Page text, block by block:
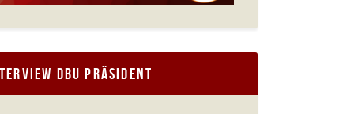
DBU Präsident